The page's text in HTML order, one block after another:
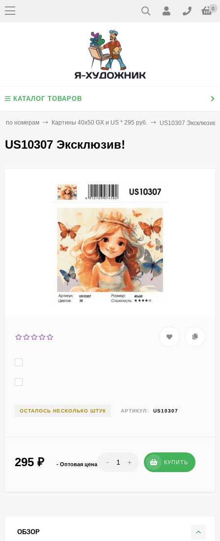
0
КАТАЛОГ ТОВАРОВ
по номерам Картины 40х50 GX и US * 295 руб. US10307 Эксклюзив!
US10307 Эксклюзив!
ОСТАЛОСЬ НЕСКОЛЬКО ШТУК АРТИКУЛ: US10307
295 ₽ - Оптовая цена - + КУПИТЬ
ОБЗОР